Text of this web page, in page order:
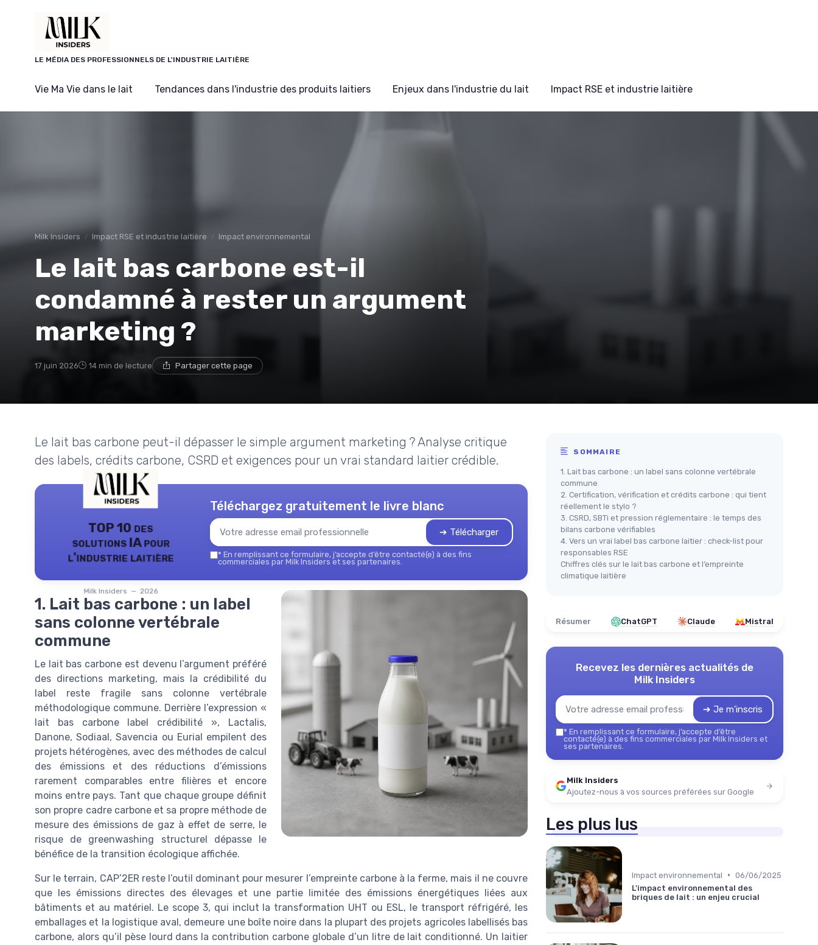
LE MÉDIA DES PROFESSIONNELS DE L'INDUSTRIE LAITIÈRE
Vie Ma Vie dans le lait Tendances dans l'industrie des produits laitiers Enjeux dans l'industrie du lait Impact RSE et industrie laitière
Milk Insiders Impact RSE et industrie laitière Impact environnemental
Le lait bas carbone est-il
condamné à rester un argument
marketing ?
17 juin 2026 14 min de lecture Partager cette page
Le lait bas carbone peut-il dépasser le simple argument marketing ? Analyse critique
des labels, crédits carbone, CSRD et exigences pour un vrai standard laitier crédible.
TOP 10 des
solutions IA pour
l'industrie laitière
Milk Insiders — 2026
Téléchargez gratuitement le livre blanc
➔ Télécharger
* En remplissant ce formulaire, j’accepte d’être contacté(e) à des fins
commerciales par Milk Insiders et ses partenaires.
1. Lait bas carbone : un label
sans colonne vertébrale
commune
Le lait bas carbone est devenu l’argument préféré
des directions marketing, mais la crédibilité du
label reste fragile sans colonne vertébrale
méthodologique commune. Derrière l’expression «
lait bas carbone label crédibilité », Lactalis,
Danone, Sodiaal, Savencia ou Eurial empilent des
projets hétérogènes, avec des méthodes de calcul
des émissions et des réductions d’émissions
rarement comparables entre filières et encore
moins entre pays. Tant que chaque groupe définit
son propre cadre carbone et sa propre méthode de
mesure des émissions de gaz à effet de serre, le
risque de greenwashing structurel dépasse le
bénéfice de la transition écologique affichée.
Sur le terrain, CAP’2ER reste l’outil dominant pour mesurer l’empreinte carbone à la ferme, mais il ne couvre
que les émissions directes des élevages et une partie limitée des émissions énergétiques liées aux
bâtiments et au matériel. Le scope 3, qui inclut la transformation UHT ou ESL, le transport réfrigéré, les
emballages et la logistique aval, demeure une boîte noire dans la plupart des projets agricoles labellisés bas
carbone, alors qu’il pèse lourd dans la contribution carbone globale d’un litre de lait conditionné. Un laitier
SOMMAIRE
1. Lait bas carbone : un label sans colonne vertébrale
commune
2. Certification, vérification et crédits carbone : qui tient
réellement le stylo ?
3. CSRD, SBTi et pression réglementaire : le temps des
bilans carbone vérifiables
4. Vers un vrai label bas carbone laitier : check-list pour
responsables RSE
Chiffres clés sur le lait bas carbone et l’empreinte
climatique laitière
Résumer ChatGPT Claude Mistral
Recevez les dernières actualités de
Milk Insiders
➔ Je m'inscris
* En remplissant ce formulaire, j’accepte d’être
contacté(e) à des fins commerciales par Milk Insiders et
ses partenaires.
Milk Insiders
Ajoutez-nous à vos sources préférées sur Google
Les plus lus
Impact environnemental • 06/06/2025
L'impact environnemental des
briques de lait : un enjeu crucial